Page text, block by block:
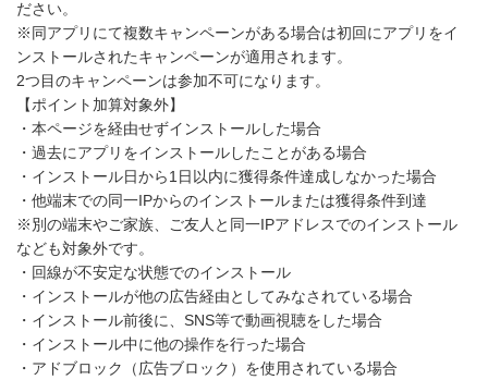
ださい。
※同アプリにて複数キャンペーンがある場合は初回にアプリをイ
ンストールされたキャンペーンが適用されます。
2つ目のキャンペーンは参加不可になります。
【ポイント加算対象外】
・本ページを経由せずインストールした場合
・過去にアプリをインストールしたことがある場合
・インストール日から1日以内に獲得条件達成しなかった場合
・他端末での同一IPからのインストールまたは獲得条件到達
※別の端末やご家族、ご友人と同一IPアドレスでのインストール
なども対象外です。
・回線が不安定な状態でのインストール
・インストールが他の広告経由としてみなされている場合
・インストール前後に、SNS等で動画視聴をした場合
・インストール中に他の操作を行った場合
・アドブロック（広告ブロック）を使用されている場合